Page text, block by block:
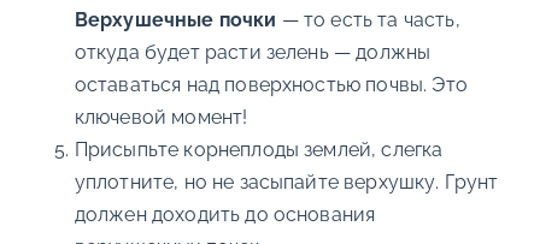
Верхушечные почки — то есть та часть,
откуда будет расти зелень — должны
оставаться над поверхностью почвы. Это
ключевой момент!
Присыпьте корнеплоды землей, слегка
уплотните, но не засыпайте верхушку. Грунт
должен доходить до основания